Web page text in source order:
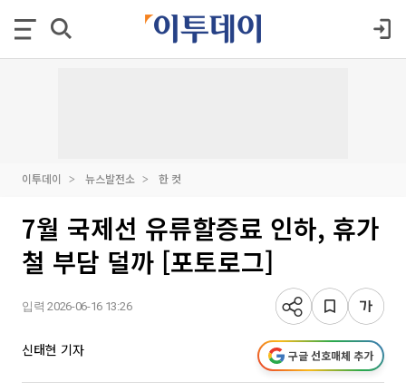
이투데이 뉴스발전소 한 컷
7월 국제선 유류할증료 인하, 휴가
철 부담 덜까 [포토로그]
입력 2026-06-16 13:26
신태현 기자 구글 선호매체 추가